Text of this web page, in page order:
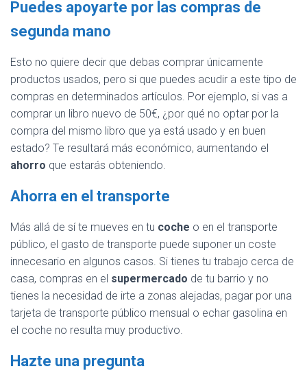
Puedes apoyarte por las compras de
segunda mano
Esto no quiere decir que debas comprar únicamente
productos usados, pero si que puedes acudir a este tipo de
compras en determinados artículos. Por ejemplo, si vas a
comprar un libro nuevo de 50€, ¿por qué no optar por la
compra del mismo libro que ya está usado y en buen
estado? Te resultará más económico, aumentando el
ahorro que estarás obteniendo.
Ahorra en el transporte
Más allá de sí te mueves en tu coche o en el transporte
público, el gasto de transporte puede suponer un coste
innecesario en algunos casos. Si tienes tu trabajo cerca de
casa, compras en el supermercado de tu barrio y no
tienes la necesidad de irte a zonas alejadas, pagar por una
tarjeta de transporte público mensual o echar gasolina en
el coche no resulta muy productivo.
Hazte una pregunta